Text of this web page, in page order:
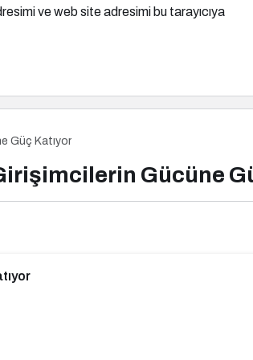
ve web site adresimi bu tarayıcıya
Güç Katıyor
Gücüne